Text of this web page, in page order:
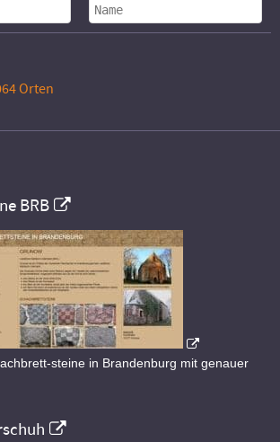
Orten
BRB
steine in Brandenburg mit genauer